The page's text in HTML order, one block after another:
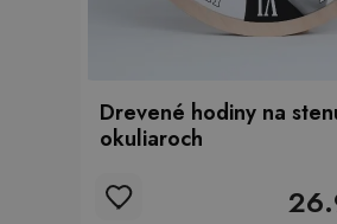
Drevené hodiny na
okuliaroch